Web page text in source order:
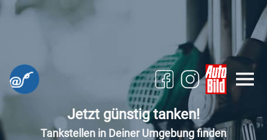
Jetzt günstig tanken!
Tankstellen in Deiner Umgebung finden